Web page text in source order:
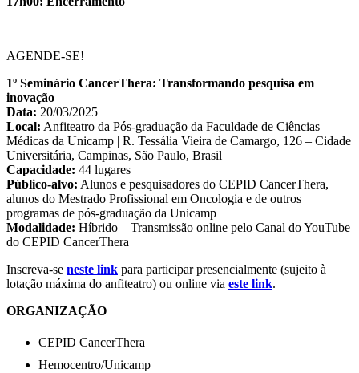
AGENDE-SE!
1º Seminário CancerThera: Transformando pesquisa em
inovação
Data: 20/03/2025
Local: Anfiteatro da Pós-graduação da Faculdade de Ciências
Médicas da Unicamp | R. Tessália Vieira de Camargo, 126 – Cidade
Universitária, Campinas, São Paulo, Brasil
Capacidade: 44 lugares
Público-alvo: Alunos e pesquisadores do CEPID CancerThera,
alunos do Mestrado Profissional em Oncologia e de outros
programas de pós-graduação da Unicamp
Modalidade: Híbrido – Transmissão online pelo Canal do YouTube
do CEPID CancerThera
Inscreva-se neste link para participar presencialmente (sujeito à
lotação máxima do anfiteatro) ou online via este link.
ORGANIZAÇÃO
CEPID CancerThera
Hemocentro/Unicamp